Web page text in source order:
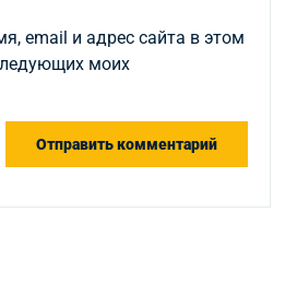
email и адрес сайта в этом
моих